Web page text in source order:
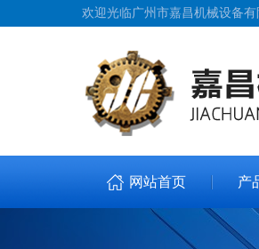
欢迎光临广州市嘉昌机械设备有
网站首页 产